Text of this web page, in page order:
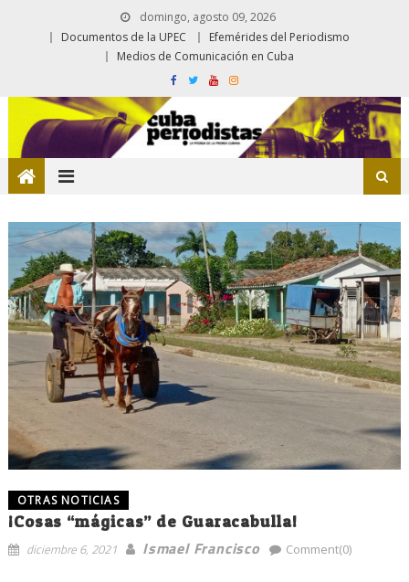
domingo, agosto 09, 2026
Documentos de la UPEC
Efemérides del Periodismo
Medios de Comunicación en Cuba
OTRAS NOTICIAS
¡Cosas “mágicas” de Guaracabulla!
diciembre 6, 2021 Ismael Francisco Comment(0)